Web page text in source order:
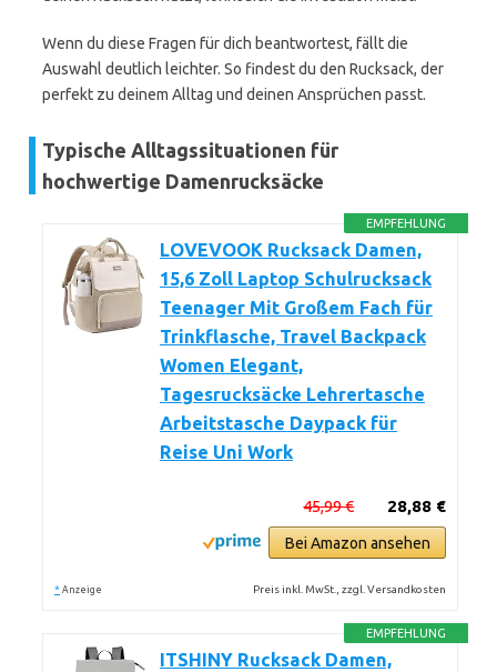
Wenn du diese Fragen für dich beantwortest, fällt die
Auswahl deutlich leichter. So findest du den Rucksack, der
perfekt zu deinem Alltag und deinen Ansprüchen passt.
Typische Alltagssituationen für
hochwertige Damenrucksäcke
EMPFEHLUNG
LOVEVOOK Rucksack Damen,
15,6 Zoll Laptop Schulrucksack
Teenager Mit Großem Fach für
Trinkflasche, Travel Backpack
Women Elegant,
Tagesrucksäcke Lehrertasche
Arbeitstasche Daypack für
Reise Uni Work
28,88 €
45,99 €
Bei Amazon ansehen
* Anzeige Preis inkl. MwSt., zzgl. Versandkosten
EMPFEHLUNG
ITSHINY Rucksack Damen,